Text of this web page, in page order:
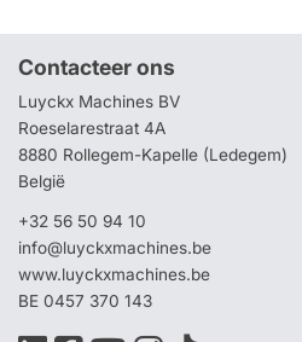
Contacteer ons
Luyckx Machines BV
Roeselarestraat 4A
8880 Rollegem-Kapelle (Ledegem)
België
+32 56 50 94 10
info@luyckxmachines.be
www.luyckxmachines.be
BE 0457 370 143